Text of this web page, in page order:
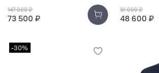
147 000 ₽
73 500 ₽
81 000 ₽
48 600 ₽
-30%